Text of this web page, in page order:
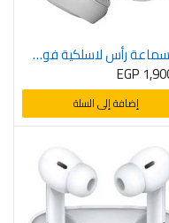
JBL سماعة رأس لاسلكية فوق الاذن بصوت جهوري نقي من تون 510BT، لون ابيض – HEADPHONE BLUETOOTH JBL TUNE 510 WHITE
EGP
إضافة إلى السلة